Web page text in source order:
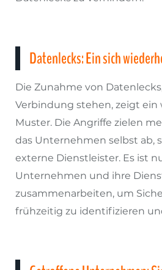
Datenlecks: Ein sich
Die Zunahme von
Verbindung stehen, zeigt ein
Muster. Die Angriffe zielen
das Unternehmen selbst ab,
externe Dienstleister. Es ist
Unternehmen und ihre
zusammenarbeiten, um
frühzeitig zu identifizieren